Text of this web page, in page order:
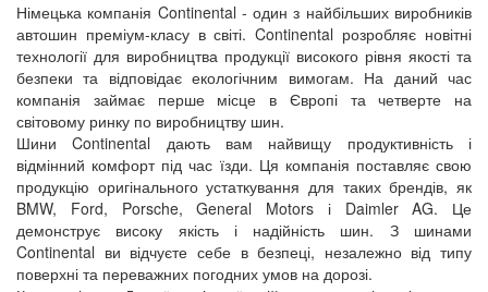
Німецька компанія Continental - один з найбільших виробників
автошин преміум-класу в світі. Continental розробляє новітні
технології для виробництва продукції високого рівня якості та
безпеки та відповідає екологічним вимогам. На даний час
компанія займає перше місце в Європі та четверте на
світовому ринку по виробництву шин.
Шини Continental дають вам найвищу продуктивність і
відмінний комфорт під час їзди. Ця компанія поставляє свою
продукцію оригінального устаткування для таких брендів, як
BMW, Ford, Porsche, General Motors і Daimler AG. Це
демонструє високу якість і надійність шин. З шинами
Continental ви відчуєте себе в безпеці, незалежно від типу
поверхні та переважних погодних умов на дорозі.